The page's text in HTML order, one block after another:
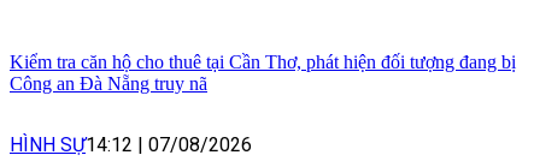
Kiểm tra căn hộ cho thuê tại Cần Thơ, phát hiện đối tượng đang bị
Công an Đà Nẵng truy nã
HÌNH SỰ14:12 | 07/08/2026